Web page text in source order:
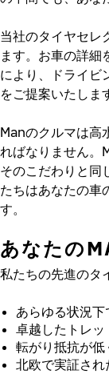
当社のタイヤセレ
ます。お車の詳細
により、ドライビ
をご提案いたしま
Manのクルマは高
ればなりません。
そのこだわりと同
たちはあなたの車
す。
あなたの
私たちの先進のタ
あらゆる状況
卓越したトレ
転がり抵抗が低
北欧で実証され